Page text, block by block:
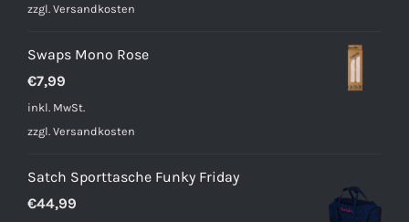
war:
ist:
zzgl. Versandkosten
Swaps Mono Rose
€7,99
inkl. MwSt.
zzgl. Versandkosten
Satch Sporttasche Funky Friday
€44,99